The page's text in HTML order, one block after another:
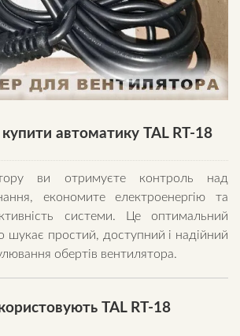
автоматику TAL RT-18
ви отримуєте контроль над
економите електроенергію та
системи. Це оптимальний
шукає простий, доступний і надійний
обертів вентилятора.
TAL RT-18